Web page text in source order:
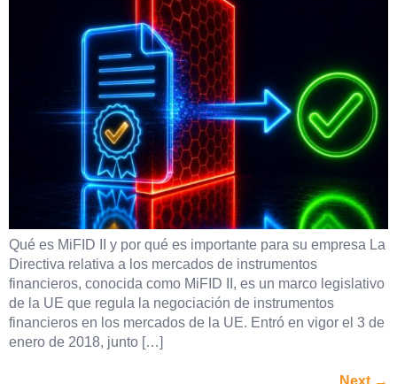
Qué es MiFID II y por qué es importante para su empresa La
Directiva relativa a los mercados de instrumentos
financieros, conocida como MiFID II, es un marco legislativo
de la UE que regula la negociación de instrumentos
financieros en los mercados de la UE. Entró en vigor el 3 de
enero de 2018, junto […]
Next →